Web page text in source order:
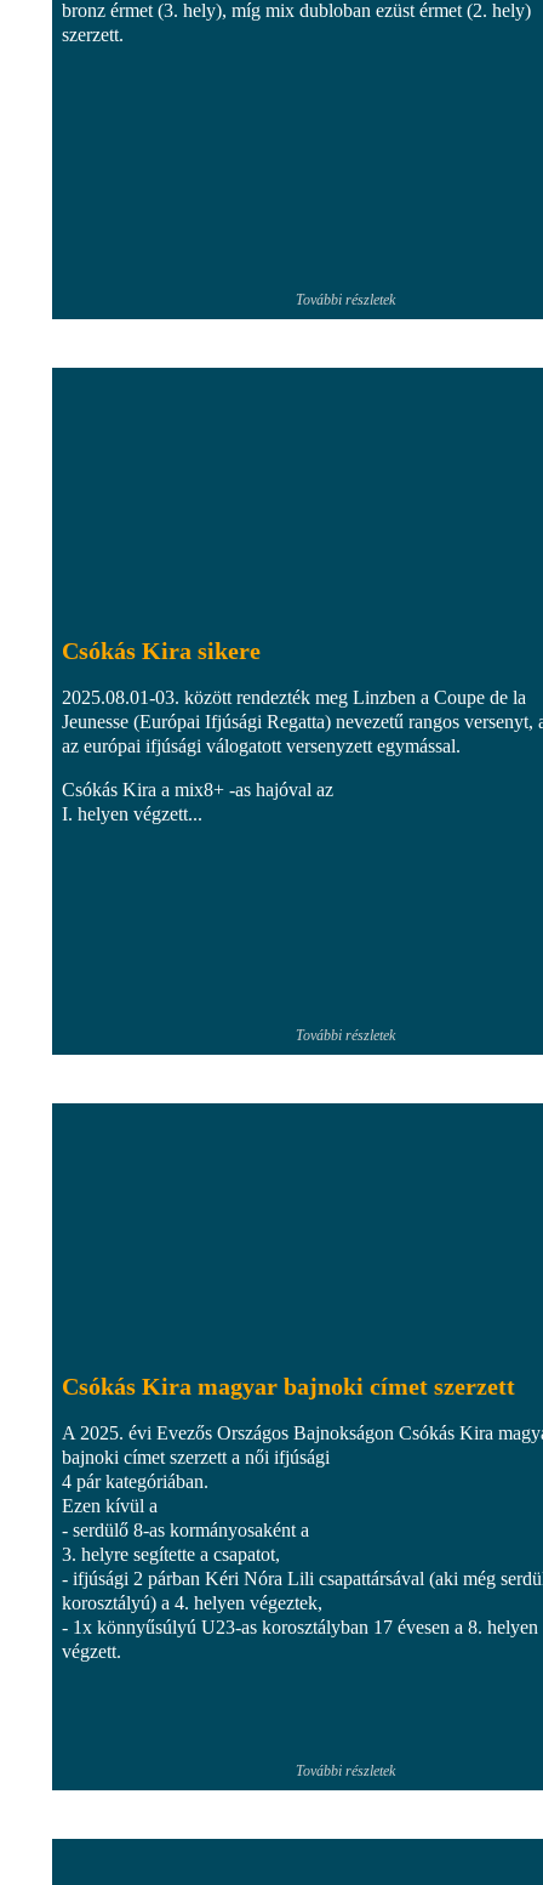
bronz érmet (3. hely), míg mix dubloban ezüst érmet (2. hely)
szerzett.
További részletek
Csókás Kira sikere
2025.08.01-03. között rendezték meg Linzben a Coupe de la
Jeunesse (Európai Ifjúsági Regatta) nevezetű rangos versenyt,
az európai ifjúsági válogatott versenyzett egymással.
Csókás Kira a mix8+ -as hajóval az
I. helyen végzett...
További részletek
Csókás Kira magyar bajnoki címet szerzett
A 2025. évi Evezős Országos Bajnokságon Csókás Kira
bajnoki címet szerzett a női ifjúsági
4 pár kategóriában.
Ezen kívül a
- serdülő 8-as kormányosaként a
3. helyre segítette a csapatot,
- ifjúsági 2 párban Kéri Nóra Lili csapattársával (aki még
korosztályú) a 4. helyen végeztek,
- 1x könnyűsúlyú U23-as korosztályban 17 évesen a 8. helyen
végzett.
További részletek